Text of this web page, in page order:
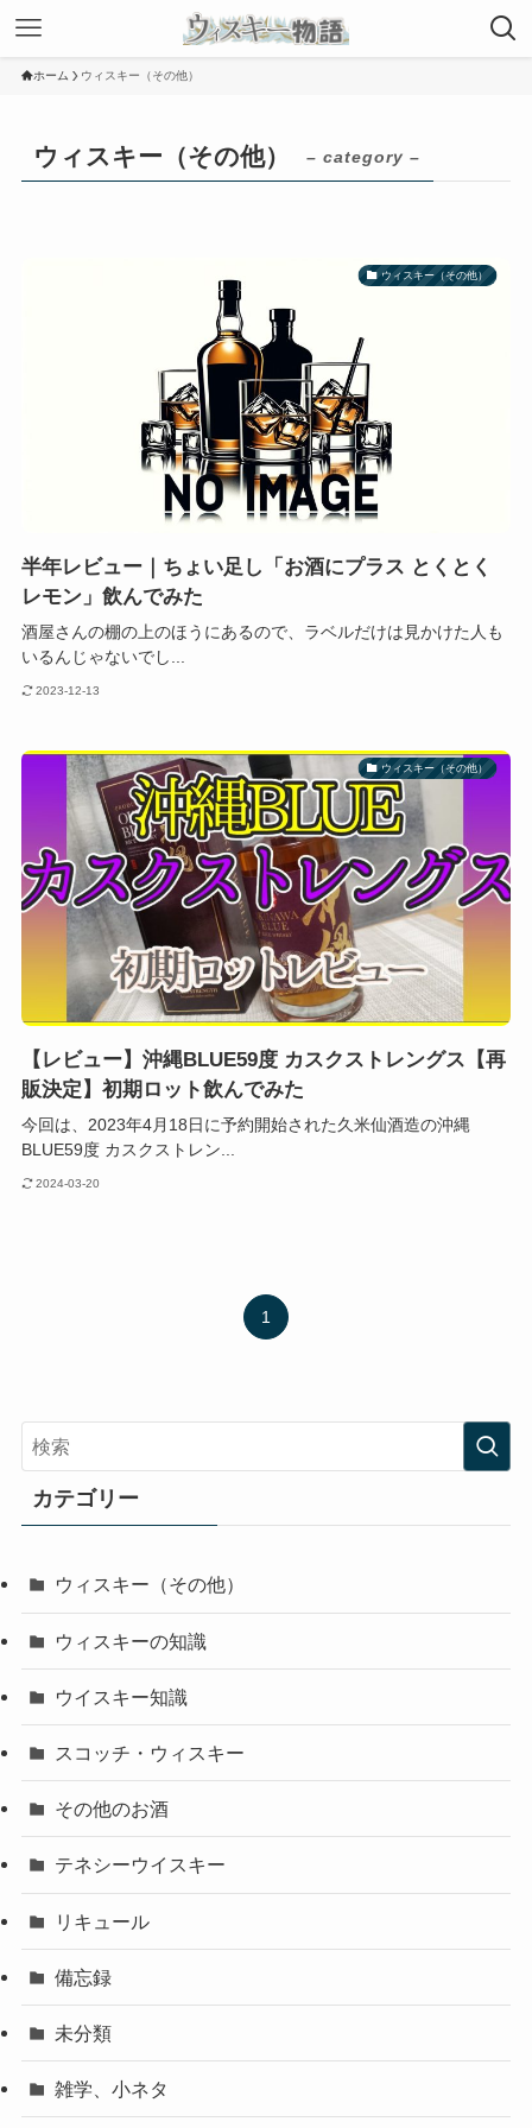
ホーム ウィスキー（その他）
ウィスキー（その他） – category –
ウィスキー（その他）
半年レビュー｜ちょい足し「お酒にプラス とくとく
レモン」飲んでみた
酒屋さんの棚の上のほうにあるので、ラベルだけは見かけた人も
いるんじゃないでし...
2023-12-13
ウィスキー（その他）
【レビュー】沖縄BLUE59度 カスクストレングス【再
販決定】初期ロット飲んでみた
今回は、2023年4月18日に予約開始された久米仙酒造の沖縄
BLUE59度 カスクストレン...
2024-03-20
1
カテゴリー
ウィスキー（その他）
ウィスキーの知識
ウイスキー知識
スコッチ・ウィスキー
その他のお酒
テネシーウイスキー
リキュール
備忘録
未分類
雑学、小ネタ